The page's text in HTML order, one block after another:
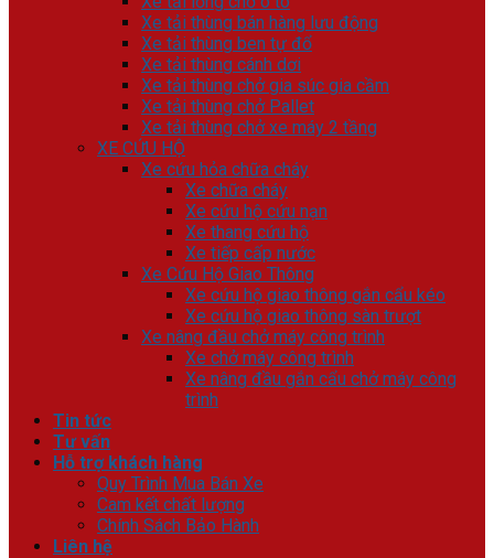
Xe tải thùng bán hàng lưu động
Xe tải thùng ben tự đổ
Xe tải thùng cánh dơi
Xe tải thùng chở gia súc gia cầm
Xe tải thùng chở Pallet
Xe tải thùng chở xe máy 2 tầng
XE CỨU HỘ
Xe cứu hỏa chữa cháy
Xe chữa cháy
Xe cứu hộ cứu nạn
Xe thang cứu hộ
Xe tiếp cấp nước
Xe Cứu Hộ Giao Thông
Xe cứu hộ giao thông gắn cẩu kéo
Xe cứu hộ giao thông sàn trượt
Xe nâng đầu chở máy công trình
Xe chở máy công trình
Xe nâng đầu gắn cẩu chở máy công
trình
Tin tức
Tư vấn
Hỗ trợ khách hàng
Quy Trình Mua Bán Xe
Cam kết chất lượng
Chính Sách Bảo Hành
Liên hệ